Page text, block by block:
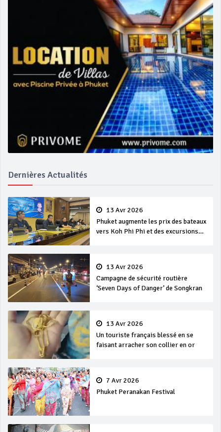
Dernières Actualités
13 Avr 2026
Phuket augmente les prix des bateaux
vers Koh Phi Phi et des excursions
13 Avr 2026
Campagne de sécurité routière
‘Seven Days of Danger’ de Songkran
13 Avr 2026
Un touriste français blessé en se
faisant arracher son collier en or
7 Avr 2026
Phuket Peranakan Festival